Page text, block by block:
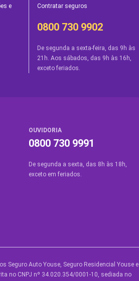
e
Contratar seguros
0800 730 9902
De segunda a sexta-feira, das 9h às
21h. Aos sábados, das 9h às 16h,
exceto feriados.
OUVIDORIA
0800 730 9991
De segunda a sexta, das 8h às 18h,
exceto em feriados.
SOBRE A YOUSE AJUDA
Seguro Auto Youse, Seguro Residencial Youse e
no CNPJ nº 34.020.354/0001-10, sediada no